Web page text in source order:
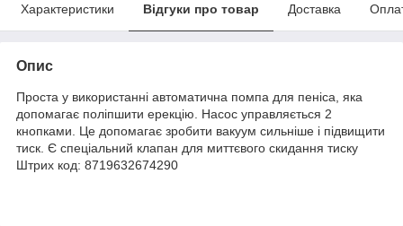
Характеристики Відгуки про товар Доставка
Опис
Проста у використанні автоматична помпа для пеніса, яка
допомагає поліпшити ерекцію. Насос управляється 2
кнопками. Це допомагає зробити вакуум сильніше і підвищити
тиск. Є спеціальний клапан для миттєвого скидання тиску
Штрих код: 8719632674290